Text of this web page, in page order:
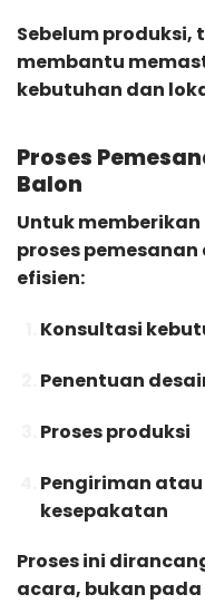
Sebelum produksi,
membantu
kebutuhan dan
Proses
Balon
Untuk
proses
efisien:
Konsultasi
Penentuan
Proses produksi
Pengiriman
kesepakatan
Proses ini
acara, bukan